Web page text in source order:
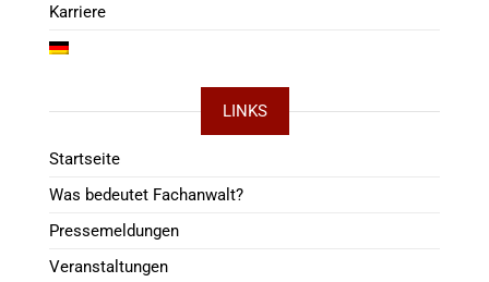
Karriere
LINKS
Startseite
Was bedeutet Fachanwalt?
Pressemeldungen
Veranstaltungen